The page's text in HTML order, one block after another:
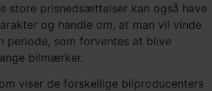
store prisnedsættelser kan også have
og handle om, at man vil vinde
periode, som forventes at blive
bilmærker.
viser de forskellige bilproducenters